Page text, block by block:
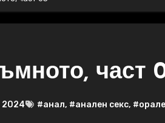
част
2024 #анал, #анален секс,